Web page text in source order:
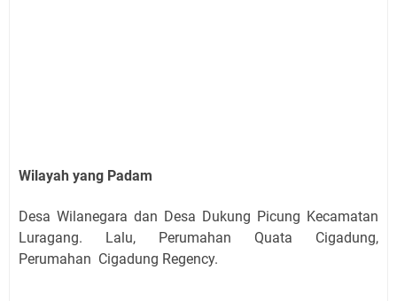
Wilayah yang Padam
Desa Wilanegara dan Desa Dukung Picung Kecamatan
Luragang. Lalu, Perumahan Quata Cigadung,
Perumahan Cigadung Regency.